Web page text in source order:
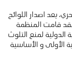
يعد اصدار اللوائح
فقد قامت المنظمة
الدولية لمنع التلوث
الأولى و الأساسية